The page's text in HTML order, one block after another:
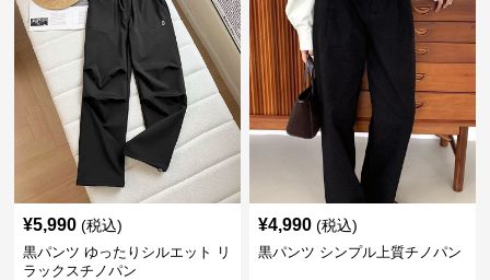
¥5,990 (税込)
黒パンツ ゆったりシルエット リ
ラックスチノパン
¥4,990 (税込)
黒パンツ シンプル上質チノパン